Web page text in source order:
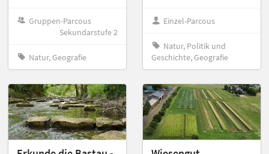
Gruppen-Parcous
Sekundarstufe 2
Natur, Geografie
Einzel-Parcous
Natur, Politik und
Geschichte, Geografie